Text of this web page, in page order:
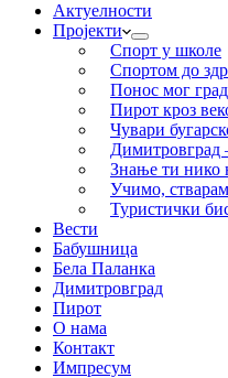
Актуелности
Пројекти
Спорт у школе
Спортом до
Понос мог
Пирот кроз
Чувари
Димитровград
Знање ти нико
Учимо,
Туристички
Вести
Бабушница
Бела Паланка
Димитровград
Пирот
О нама
Контакт
Импресум